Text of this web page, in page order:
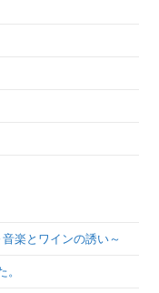
楽とワインの誘い～